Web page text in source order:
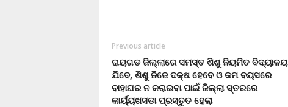
Previous article
ରାୟଗଡ ଜିଲ୍ଲାରେ ସମସ୍ତ ଶିଶୁ ନିୟମିତ ବିଦ୍ୟାଳୟ
ଯିବେ, ଶିଶୁ ନିଜେ ଦକ୍ଷ ହେବେ ଓ କମ ବୟସରେ
ବାହାଘର ନ କରାଇବା ପାଇଁ ଜିଲ୍ଲା ସ୍ତରରେ
କାର୍ୟ୍ୟଖସଡା ପ୍ରସ୍ତୁତ ହେଲା